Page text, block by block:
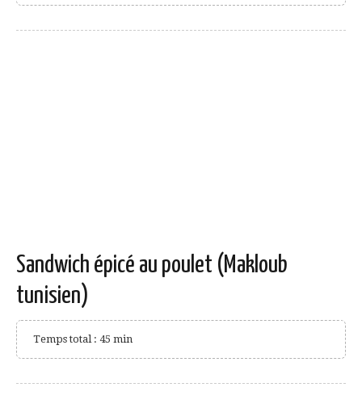
Sandwich épicé au poulet (Makloub
tunisien)
Temps total : 45 min